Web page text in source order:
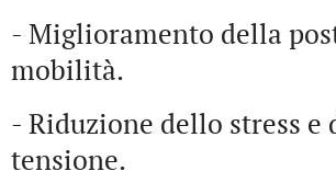
- Miglioramento della
mobilità.
- Riduzione dello stress e
tensione.